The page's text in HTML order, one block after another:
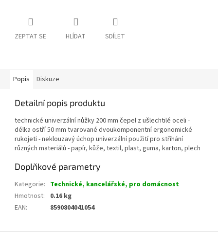
ZEPTAT SE HLÍDAT SDÍLET
Popis Diskuze
Detailní popis produktu
technické univerzální nůžky 200 mm čepel z ušlechtilé oceli -
délka ostří 50 mm tvarované dvoukomponentní ergonomické
rukojeti - neklouzavý úchop univerzální použití pro stříhání
různých materiálů - papír, kůže, textil, plast, guma, karton, plech
Doplňkové parametry
Kategorie: Technické, kancelářské, pro domácnost
Hmotnost:
0.16 kg
EAN: 8590804041054